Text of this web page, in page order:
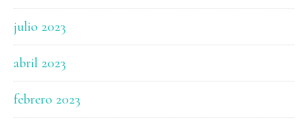
julio 2023
abril 2023
febrero 2023